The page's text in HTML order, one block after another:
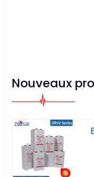
Nouveaux